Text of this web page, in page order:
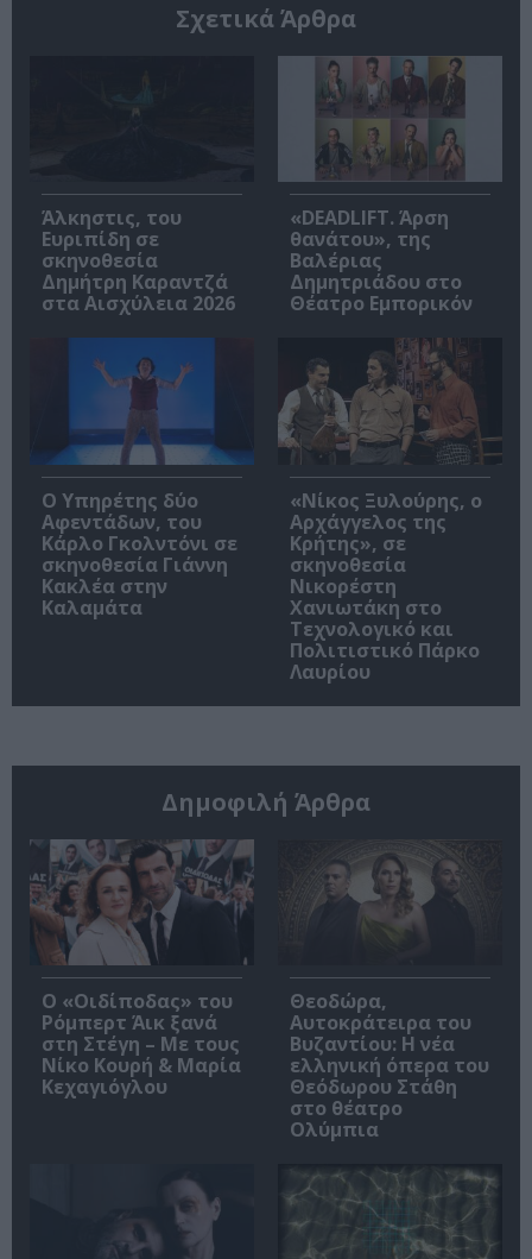
Σχετικά Άρθρα
Άλκηστις, του
Ευριπίδη σε
σκηνοθεσία
Δημήτρη Καραντζά
στα Αισχύλεια 2026
«DEADLIFT. Άρση
θανάτου», της
Βαλέριας
Δημητριάδου στο
Θέατρο Εμπορικόν
Ο Υπηρέτης δύο
Αφεντάδων, του
Κάρλο Γκολντόνι σε
σκηνοθεσία Γιάννη
Κακλέα στην
Καλαμάτα
«Νίκος Ξυλούρης, ο
Αρχάγγελος της
Κρήτης», σε
σκηνοθεσία
Νικορέστη
Χανιωτάκη στο
Τεχνολογικό και
Πολιτιστικό Πάρκο
Λαυρίου
Δημοφιλή Άρθρα
O «Οιδίποδας» του
Ρόμπερτ Άικ ξανά
στη Στέγη – Με τους
Νίκο Κουρή & Μαρία
Κεχαγιόγλου
Θεοδώρα,
Αυτοκράτειρα του
Βυζαντίου: Η νέα
ελληνική όπερα του
Θεόδωρου Στάθη
στο θέατρο
Ολύμπια